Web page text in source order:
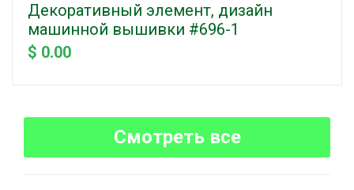
Декоративный элемент, дизайн
машинной вышивки #696-1
$ 0.00
Смотреть все